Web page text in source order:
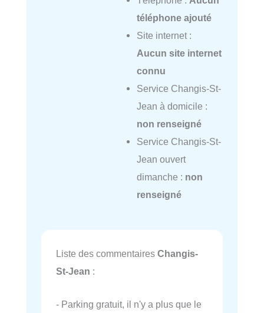
téléphone ajouté
Site internet :
Aucun site internet
connu
Service Changis-St-
Jean à domicile :
non renseigné
Service Changis-St-
Jean ouvert
dimanche : non
renseigné
Liste des commentaires Changis-
St-Jean :
- Parking gratuit, il n'y a plus que le